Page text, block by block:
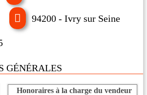
94200 - Ivry sur Seine
GÉNÉRALES
Honoraires à la charge du vendeur